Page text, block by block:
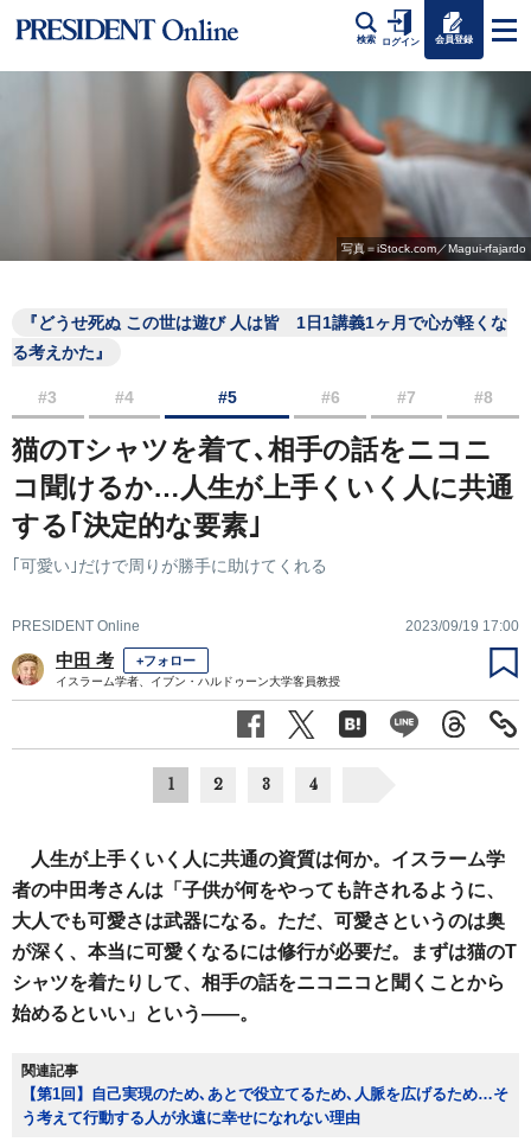
検索 ログイン 会員登録
写真＝iStock.com／Magui-rfajardo
『どうせ死ぬ この世は遊び 人は皆 1日1講義1ヶ月で心が軽くな
る考えかた』
#3 #4 #5 #6 #7 #8
猫のTシャツを着て､相手の話をニコニ
コ聞けるか…人生が上手くいく人に共通
する｢決定的な要素｣
｢可愛い｣だけで周りが勝手に助けてくれる
PRESIDENT Online 2023/09/19 17:00
中田 考 +フォロー
イスラーム学者、イブン・ハルドゥーン大学客員教授
1 2 3 4
人生が上手くいく人に共通の資質は何か。イスラーム学
者の中田考さんは「子供が何をやっても許されるように、
大人でも可愛さは武器になる。ただ、可愛さというのは奥
が深く、本当に可愛くなるには修行が必要だ。まずは猫のT
シャツを着たりして、相手の話をニコニコと聞くことから
始めるといい」という――。
関連記事
【第1回】自己実現のため､あとで役立てるため､人脈を広げるため…そ
う考えて行動する人が永遠に幸せになれない理由